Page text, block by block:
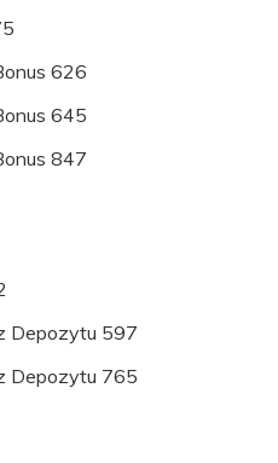
626
645
847
Depozytu 597
Depozytu 765